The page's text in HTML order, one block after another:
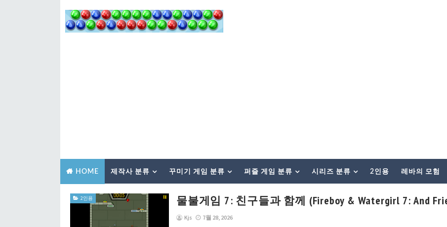
HOME 제작사 분류 꾸미기 게임 분류 퍼즐 게임 분류 시리즈 분류 2인용 레바의 모험
2인용 물불게임 7: 친구들과 함께 (Fireboy & Watergirl 7: And
Kjs 7월 28, 2026